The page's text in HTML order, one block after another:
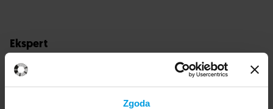
Zgoda
Ekspert
Witold Janiszewski